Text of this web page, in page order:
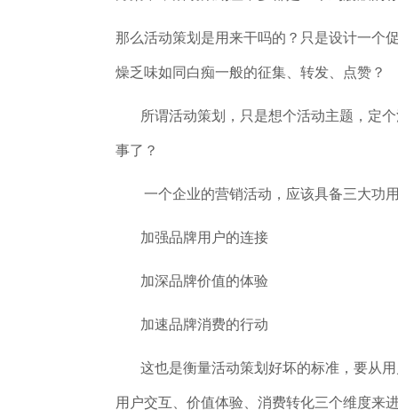
那么活动策划是用来干吗的？只是设计一个
燥乏味如同白痴一般的征集、转发、点赞？
所谓活动策划，只是想个活动主题，定个
事了？
一个企业的营销活动，应该具备三大功
加强品牌用户的连接
加深品牌价值的体验
加速品牌消费的行动
这也是衡量活动策划好坏的标准，要从用
用户交互、价值体验、消费转化三个维度来